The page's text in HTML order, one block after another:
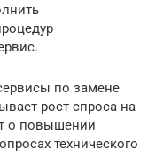
по замене
рост спроса на
о повышении
технического